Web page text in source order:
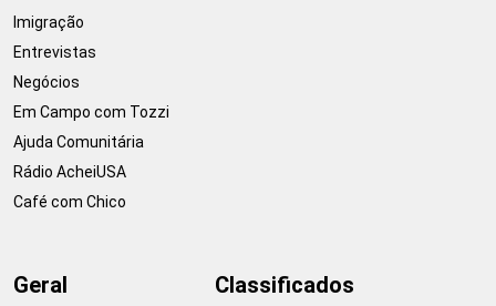
Imigração
Entrevistas
Negócios
Em Campo com Tozzi
Ajuda Comunitária
Rádio AcheiUSA
Café com Chico
Geral Classificados